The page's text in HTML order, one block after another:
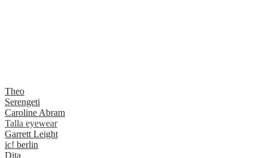
Theo
Serengeti
Caroline Abram
Talla eyewear
Garrett Leight
ic! berlin
Dita